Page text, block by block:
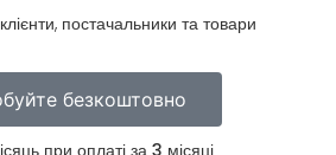
постачальники та товари
безкоштовно
при оплаті за 3 місяці